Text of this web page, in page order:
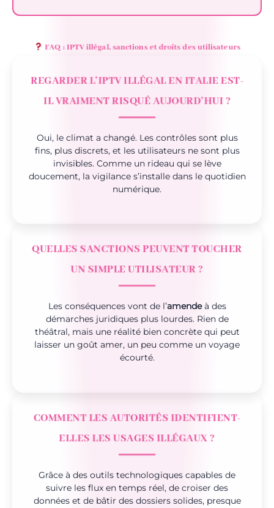
FAQ : IPTV illégal, sanctions et droits des utilisateurs
REGARDER L’IPTV ILLÉGAL EN ITALIE EST-
IL VRAIMENT RISQUÉ AUJOURD’HUI ?
Oui, le climat a changé. Les contrôles sont plus
fins, plus discrets, et les utilisateurs ne sont plus
invisibles. Comme un rideau qui se lève
doucement, la vigilance s’installe dans le quotidien
numérique.
QUELLES SANCTIONS PEUVENT TOUCHER
UN SIMPLE UTILISATEUR ?
Les conséquences vont de l’amendeà des
démarches juridiques plus lourdes. Rien de
théâtral, mais une réalité bien concrète qui peut
laisser un goût amer, un peu comme un voyage
écourté.
COMMENT LES AUTORITÉS IDENTIFIENT-
ELLES LES USAGES ILLÉGAUX ?
Grâce à des outils technologiques capables de
suivre les flux en temps réel, de croiser des
données et de bâtir des dossiers solides, presque